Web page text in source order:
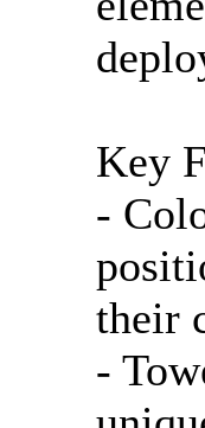
Key
-
their
-